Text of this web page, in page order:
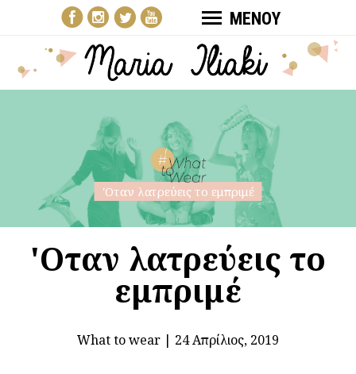
ΜΕΝΟΥ
'Oταν λατρεύεις το εμπριμέ
'Oταν λατρεύεις το
εμπριμέ
What to wear | 24 Απρίλιος, 2019